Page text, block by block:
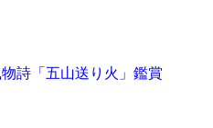
詩「五山送り火」鑑賞